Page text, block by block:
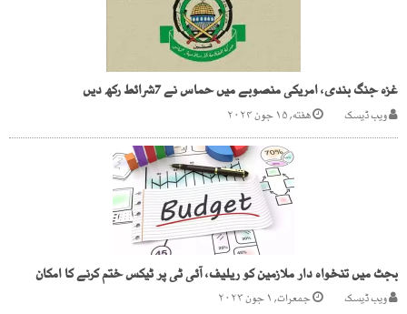
غزہ جنگ بندی، امریکی منصوبے میں حماس نے 7شرائط رکھ دیں
ویب ڈیسک هفته, ۱۵ جون ۲۰۲۴
بجٹ میں تنخواہ دار ملازمین کو ریلیف، آئی ٹی پر ٹیکس ختم کرنے کا امکان
ویب ڈیسک جمعرات, ۱ جون ۲۰۲۳